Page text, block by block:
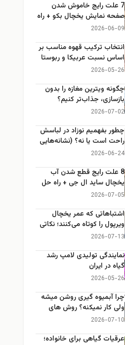
7 علت رایج خاموش شدن
صفحه نمایش یخچال بکو + راه
حل
2026-06-09
انتخاب ترکیب قهوه مناسب بر
اساس نسبت عربیکا و ربوستا
2026-05-26
چگونه ویترین مغازه را بدون
بازسازی، جذاب‌تر کنیم؟
2026-07-02
چطور بفهمیم نوزاد در لباسش
راحت است یا نه؟ (نشانه‌هایی
که هر مادر باید بداند)
2026-06-24
8 علت رایج قطع شدن آب
یخچال ساید ال جی + راه حل
2026-07-05
اشتباهاتی که عمر یخچال
ویرپول را کوتاه می‌کنند؛ نکاتی
که باید بدانید
2026-07-13
نمایندگی تولیدی لامپ رشد
گیاه در ایران
2026-05-26
چرا آبمیوه گیری روشن میشه
ولی کار نمیکنه؟ روش های
عیب یابی
2026-07-10
عرقیات گیاهی برای خانواده؛